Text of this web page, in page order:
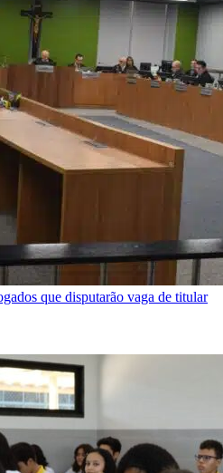
que disputarão vaga de titular